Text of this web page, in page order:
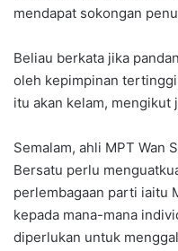
mendapat sokongan
Beliau berkata jika
oleh kepimpinan
itu akan kelam, mengikut
Semalam, ahli MPT Wan
Bersatu perlu
perlembagaan parti iaitu
kepada mana-mana
diperlukan untuk